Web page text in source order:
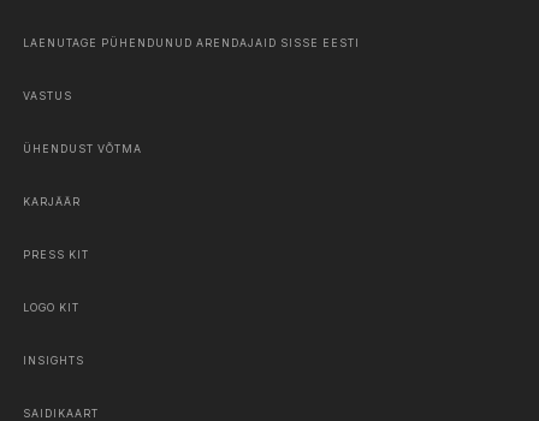
LAENUTAGE PÜHENDUNUD ARENDAJAID SISSE EESTI
VASTUS
ÜHENDUST VÕTMA
KARJÄÄR
PRESS KIT
LOGO KIT
INSIGHTS
SAIDIKAART